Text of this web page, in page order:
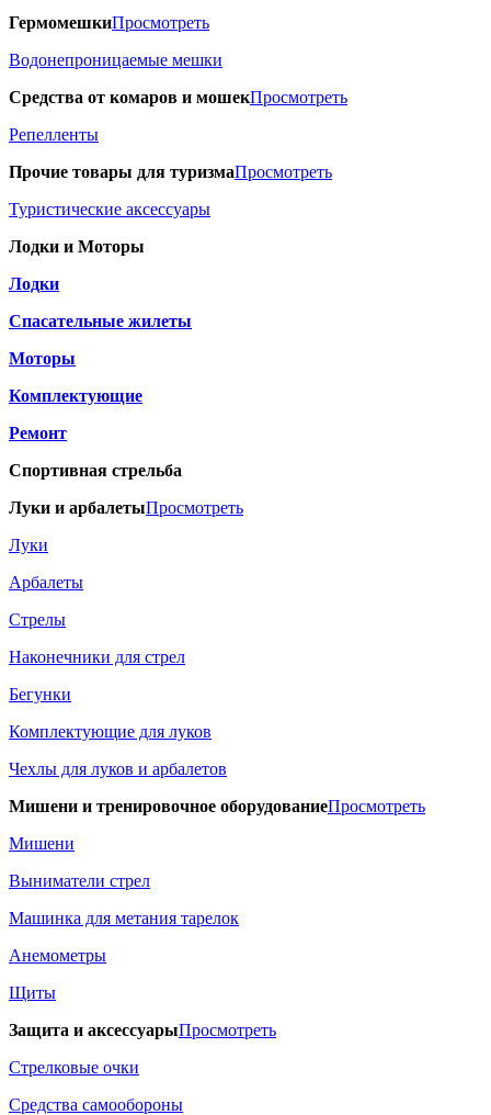
ГермомешкиПросмотреть
Водонепроницаемые мешки
Средства от комаров и мошекПросмотреть
Репелленты
Прочие товары для туризмаПросмотреть
Туристические аксессуары
Лодки и Моторы
Лодки
Спасательные жилеты
Моторы
Комплектующие
Ремонт
Спортивная стрельба
Луки и арбалетыПросмотреть
Луки
Арбалеты
Стрелы
Наконечники для стрел
Бегунки
Комплектующие для луков
Чехлы для луков и арбалетов
Мишени и тренировочное оборудованиеПросмотреть
Мишени
Выниматели стрел
Машинка для метания тарелок
Анемометры
Щиты
Защита и аксессуарыПросмотреть
Стрелковые очки
Средства самообороны